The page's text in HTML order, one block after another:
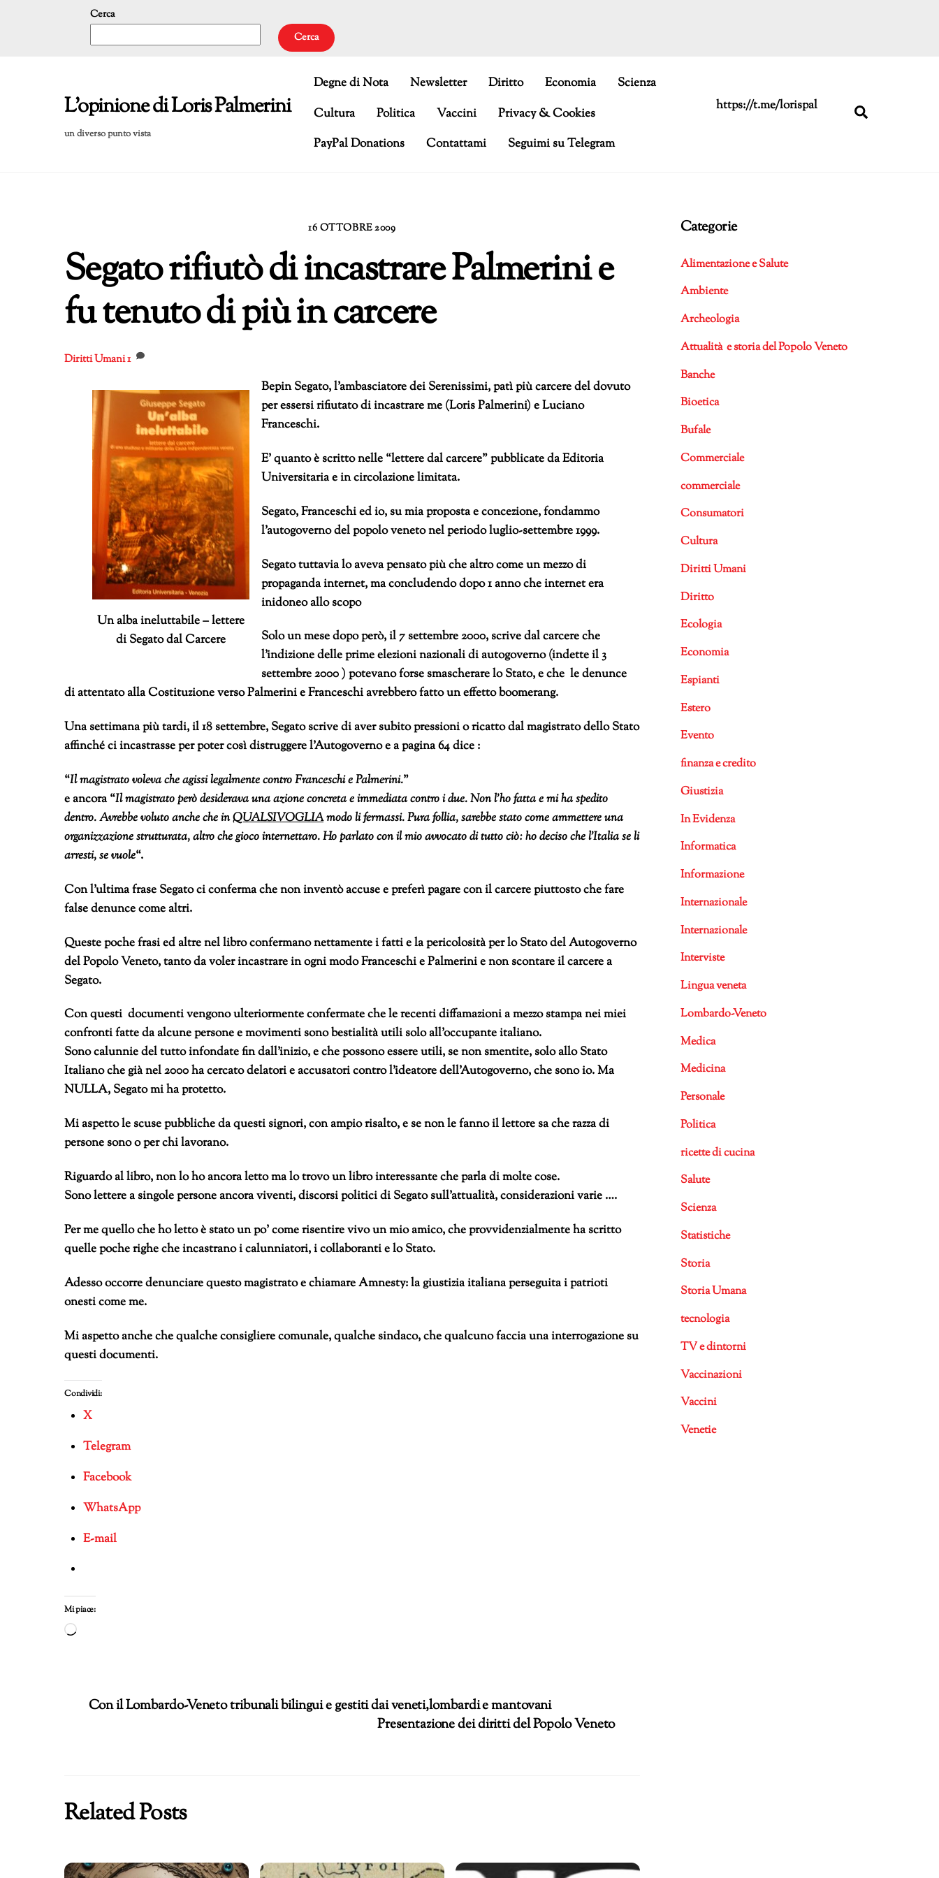
Cerca
Cerca
L'opinione di Loris Palmerini
un diverso punto vista
https://t.me/lorispal
Degne di Nota Newsletter Diritto Economia
Scienza
Cultura
Politica Vaccini
Privacy & Cookies
PayPal Donations
Contattami Seguimi su Telegram
16 OTTOBRE 2009
Segato rifiutò di incastrare Palmerini e
fu tenuto di più in carcere
Diritti Umani1
Un alba ineluttabile – lettere
di Segato dal Carcere
Bepin Segato, l’ambasciatore dei Serenissimi, patì più carcere del dovuto
per essersi rifiutato di incastrare me (Loris Palmerini) e Luciano
Franceschi.
E’ quanto è scritto nelle “lettere dal carcere” pubblicate da Editoria
Universitaria e in circolazione limitata.
Segato, Franceschi ed io, su mia proposta e concezione, fondammo
l’autogoverno del popolo veneto nel periodo luglio-settembre 1999.
Segato tuttavia lo aveva pensato più che altro come un mezzo di
propaganda internet, ma concludendo dopo 1 anno che internet era
inidoneo allo scopo
Solo un mese dopo però, il 7 settembre 2000, scrive dal carcere che
l’indizione delle prime elezioni nazionali di autogoverno (indette il 3
settembre 2000 ) potevano forse smascherare lo Stato, e che le denunce
di attentato alla Costituzione verso Palmerini e Franceschi avrebbero fatto un effetto boomerang.
Una settimana più tardi, il 18 settembre, Segato scrive di aver subito pressioni o ricatto dal magistrato dello Stato
affinché ci incastrasse per poter così distruggere l’Autogoverno e a pagina 64 dice :
“Il magistrato voleva che agissi legalmente contro Franceschi e Palmerini.”
e ancora “Il magistrato però desiderava una azione concreta e immediata contro i due. Non l’ho fatta e mi ha spedito
dentro. Avrebbe voluto anche che inQUALSIVOGLIAmodo li fermassi. Pura follia, sarebbe stato come ammettere una
organizzazione strutturata, altro che gioco internettaro. Ho parlato con il mio avvocato di tutto ciò: ho deciso che l’Italia se li
arresti, se vuole“.
Con l’ultima frase Segato ci conferma che non inventò accuse e preferì pagare con il carcere piuttosto che fare
false denunce come altri.
Queste poche frasi ed altre nel libro confermano nettamente i fatti e la pericolosità per lo Stato del Autogoverno
del Popolo Veneto, tanto da voler incastrare in ogni modo Franceschi e Palmerini e non scontare il carcere a
Segato.
Con questi documenti vengono ulteriormente confermate che le recenti diffamazioni a mezzo stampa nei miei
confronti fatte da alcune persone e movimenti sono bestialità utili solo all’occupante italiano.
Sono calunnie del tutto infondate fin dall’inizio, e che possono essere utili, se non smentite, solo allo Stato
Italiano che già nel 2000 ha cercato delatori e accusatori contro l’ideatore dell’Autogoverno, che sono io. Ma
NULLA, Segato mi ha protetto.
Mi aspetto le scuse pubbliche da questi signori, con ampio risalto, e se non le fanno il lettore sa che razza di
persone sono o per chi lavorano.
Riguardo al libro, non lo ho ancora letto ma lo trovo un libro interessante che parla di molte cose.
Sono lettere a singole persone ancora viventi, discorsi politici di Segato sull’attualità, considerazioni varie ….
Per me quello che ho letto è stato un po’ come risentire vivo un mio amico, che provvidenzialmente ha scritto
quelle poche righe che incastrano i calunniatori, i collaboranti e lo Stato.
Adesso occorre denunciare questo magistrato e chiamare Amnesty: la giustizia italiana perseguita i patrioti
onesti come me.
Mi aspetto anche che qualche consigliere comunale, qualche sindaco, che qualcuno faccia una interrogazione su
questi documenti.
Condividi:
X
Telegram
Facebook
WhatsApp
E-mail
Mi piace:
Caricamento
Con il Lombardo-Veneto tribunali bilingui e gestiti dai veneti,lombardi e mantovani
Presentazione dei diritti del Popolo Veneto
Related Posts
Categorie
Alimentazione e Salute
Ambiente
Archeologia
Attualità e storia del Popolo Veneto
Banche
Bioetica
Bufale
Commerciale
commerciale
Consumatori
Cultura
Diritti Umani
Diritto
Ecologia
Economia
Espianti
Estero
Evento
finanza e credito
Giustizia
In Evidenza
Informatica
Informazione
Internazionale
Internazionale
Interviste
Lingua veneta
Lombardo-Veneto
Medica
Medicina
Personale
Politica
ricette di cucina
Salute
Scienza
Statistiche
Storia
Storia Umana
tecnologia
TV e dintorni
Vaccinazioni
Vaccini
Venetie